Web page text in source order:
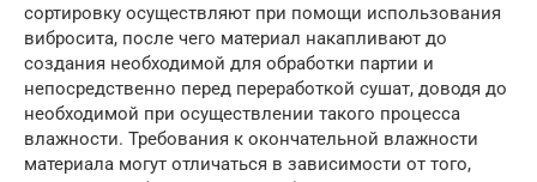
сортировку осуществляют при помощи использования
вибросита, после чего материал накапливают до
создания необходимой для обработки партии и
непосредственно перед переработкой сушат, доводя до
необходимой при осуществлении такого процесса
влажности. Требования к окончательной влажности
материала могут отличаться в зависимости от того,